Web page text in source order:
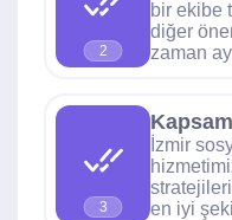
2
bir ekibe
diğer
zaman
3
İzmir
en iyi